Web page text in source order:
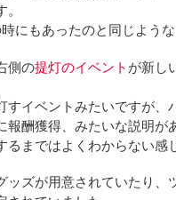
にもあったのと同じような
側の提灯のイベント が新し
イベントみたいですが、
報酬獲得、みたいな説明が
るまではよくわからない感
ズが用意されていたり、